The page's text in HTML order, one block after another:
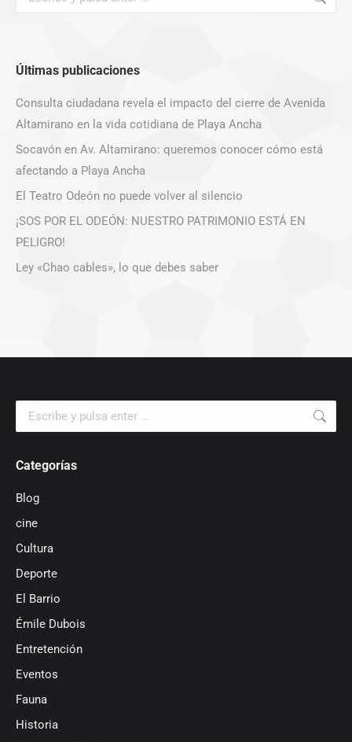
Últimas publicaciones
Consulta ciudadana revela el impacto del cierre de Avenida
Altamirano en la vida cotidiana de Playa Ancha
Socavón en Av. Altamirano: queremos conocer cómo está
afectando a Playa Ancha
El Teatro Odeón no puede volver al silencio
¡SOS POR EL ODEÓN: NUESTRO PATRIMONIO ESTÁ EN
PELIGRO!
Ley «Chao cables», lo que debes saber
Buscar:
Categorías
Blog
cine
Cultura
Deporte
El Barrio
Émile Dubois
Entretención
Eventos
Fauna
Historia